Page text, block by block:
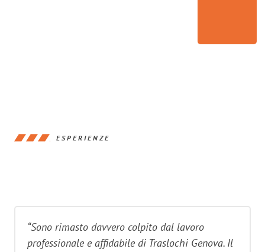
ESPERIENZE
“Sono rimasto davvero colpito dal lavoro
professionale e affidabile di Traslochi Genova. Il